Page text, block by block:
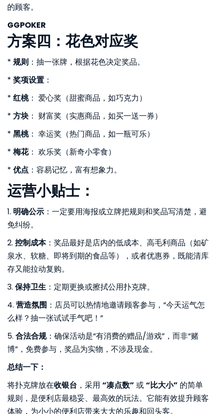
的顾客。
GGPOKER
方案四：花色对应奖
* 规则 ：抽一张牌，根据花色决定奖品。
* 奖项设置 ：
* 红桃： 爱心奖（甜蜜商品，如巧克力）
* 方块 ： 财富奖（实惠商品，如买一送一券）
* 黑桃： 幸运奖（热门商品，如一瓶可乐）
* 梅花： 欢乐奖（新奇小零食）
* 优点 ：容易记忆，富有想象力。
运营小贴士：
1. 明确公示 ：一定要用海报或立牌把规则和奖品写清楚，避
免纠纷。
2. 控制成本：奖品最好是店内的低成本、高毛利商品（如矿
泉水、软糖、即将到期的食品等），或者优惠券，既能清库
存又能拉动复购。
3. 保持卫生 ：定期更换或擦拭公用扑克牌。
4. 营造氛围 ：店员可以热情地邀请顾客参与，“今天运气怎
么样？抽一张试试手气吧！”
5. 合法合规：确保活动是“有消费的赠品/游戏”，而非“赌
博”，免费参与，奖品为实物，不涉及现金。
总结一下：
将扑克牌放在收银台 ，采用 “凑点数” 或“比大小” 的简单
规则，是便利店最稳妥、最高效的玩法。它能有效提升顾客
体验，为小小的便利店带来大大的乐趣和回头客。